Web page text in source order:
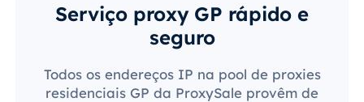
Serviço proxy GP rápido e
seguro
Todos os endereços IP na pool de proxies
residenciais GP da ProxySale provêm de